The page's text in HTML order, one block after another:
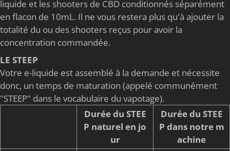
liquide et les shooters de CBD conditionnés séparément
en flacon de 10mL. Il ne vous restera plus qu'à ajouter la
totalité du ou des shooters reçus pour avoir la
concentration commandée.
LE STEEP
Votre e-liquide est assemblé à la demande et nécessite
donc, un temps de maturation (appelé communément
"STEEP" dans le vocabulaire du vapotage).
Durée du STEE
P naturel en jo
ur
Durée du STEE
P dans notre m
achine